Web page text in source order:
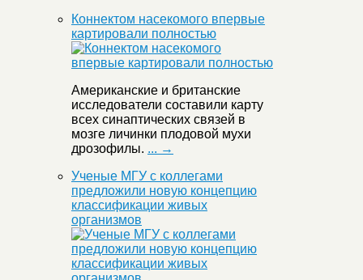
Коннектом насекомого впервые
картировали полностью
Американские и британские
исследователи составили карту
всех синаптических связей в
мозге личинки плодовой мухи
дрозофилы. ... →
Ученые МГУ с коллегами
предложили новую концепцию
классификации живых
организмов